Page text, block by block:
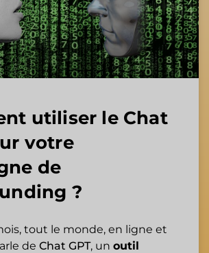
utiliser le Chat
votre
de
?
tout le monde, en ligne et
de Chat GPT, un outil